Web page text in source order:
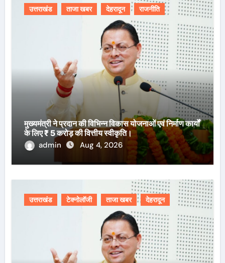
उत्तराखंड ताजा खबर देहरादून राजनीति
मुख्यमंत्री ने प्रदान की विभिन्न विकास योजनाओं एवं निर्माण कार्यों
के लिए ₹ 5 करोड़ की वित्तीय स्वीकृति।
admin
Aug 4, 2026
उत्तराखंड टेक्नोलॉजी ताजा खबर देहरादून